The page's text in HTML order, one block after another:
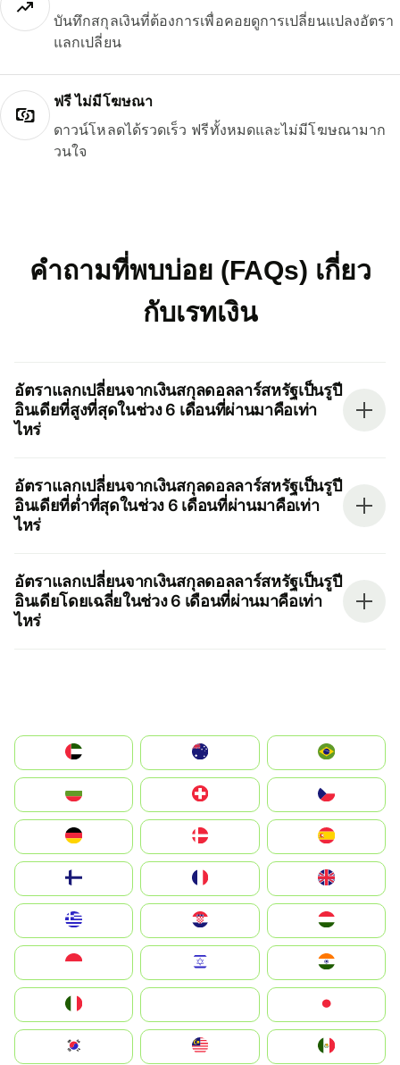
บันทึกสกุลเงินที่ต้องการเพื่อคอยดูการเปลี่ยนแปลงอัตรา
แลกเปลี่ยน
ฟรี ไม่มีโฆษณา
ดาวน์โหลดได้รวดเร็ว ฟรีทั้งหมดและไม่มีโฆษณามาก
วนใจ
คำถามที่พบบ่อย (FAQs) เกี่ยว
กับเรทเงิน
อัตราแลกเปลี่ยนจากเงินสกุลดอลลาร์สหรัฐเป็นรูปี
อินเดียที่สูงที่สุดในช่วง 6 เดือนที่ผ่านมาคือเท่า
ไหร่
อัตราแลกเปลี่ยนจากเงินสกุลดอลลาร์สหรัฐเป็นรูปี
อินเดียที่ต่ำที่สุดในช่วง 6 เดือนที่ผ่านมาคือเท่า
ไหร่
อัตราแลกเปลี่ยนจากเงินสกุลดอลลาร์สหรัฐเป็นรูปี
อินเดียโดยเฉลี่ยในช่วง 6 เดือนที่ผ่านมาคือเท่า
ไหร่
الإمارات العربية المتحدة
Switzerland
Deutschland
United Kingdom
Magyarország
South Korea